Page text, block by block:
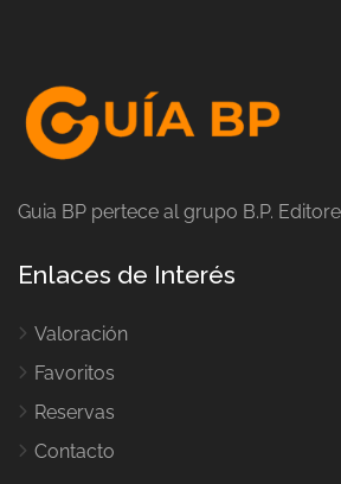
Guia BP pertece al grupo B.P. Editores
Enlaces de Interés
Valoración
Favoritos
Reservas
Contacto
Perfil